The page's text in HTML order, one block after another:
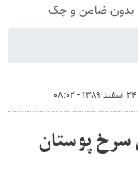
۲۴ اسفند ۱۳۸۹ - ۰۸:۰۲
سرخ پوستان